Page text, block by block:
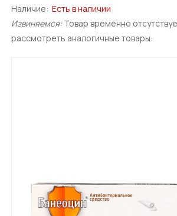
Наличие: Есть в наличии
Извиняемся: Товар временно
рассмотреть аналогичные товары: